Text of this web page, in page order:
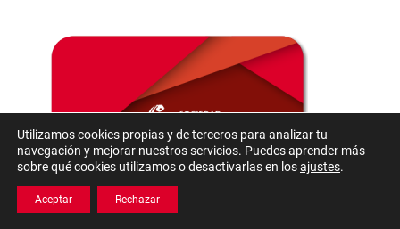
Utilizamos cookies propias y de terceros para analizar tu
navegación y mejorar nuestros servicios. Puedes aprender más
sobre qué cookies utilizamos o desactivarlas en losajustes.
Aceptar Rechazar